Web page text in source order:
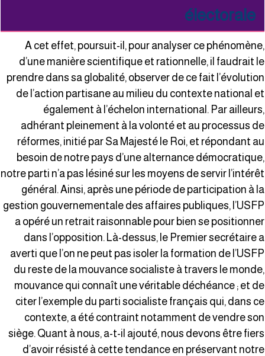
électorale
A cet effet, poursuit-il, pour analyser ce
d’une manière scientifique et rationnelle, il faudrait
prendre dans sa globalité, observer de ce fait
de l’action partisane au milieu du contexte national
également à l’échelon international. Par
adhérant pleinement à la volonté et au processus
réformes, initié par Sa Majesté le Roi, et répondant
besoin de notre pays d’une alternance
notre parti n’a pas lésiné sur les moyens de servir
général. Ainsi, après une période de participation à
gestion gouvernementale des affaires publiques,
a opéré un retrait raisonnable pour bien se
dans l’opposition. Là-dessus, le Premier secrétaire
averti que l’on ne peut pas isoler la formation de
du reste de la mouvance socialiste à travers le
mouvance qui connaît une véritable déchéance ; et
citer l’exemple du parti socialiste français qui, dans
contexte, a été contraint notamment de vendre
siège. Quant à nous, a-t-il ajouté, nous devons être
d’avoir résisté à cette tendance en préservant